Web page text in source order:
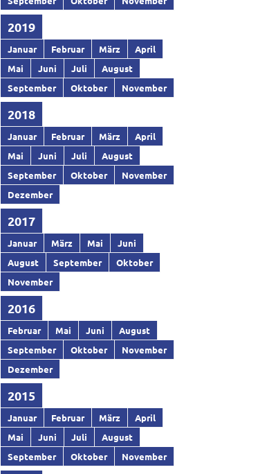
2019
Januar Februar März
April
Mai
Juni Juli
August
September
Oktober November
2018
Januar Februar März
April
Mai
Juni Juli
August
September
Oktober
November
Dezember
2017
Januar März Mai
Juni
August
September
Oktober
November
2016
Februar Mai Juni
August
September
Oktober
November
Dezember
2015
Januar Februar März
April
Mai
Juni Juli
August
September
Oktober November